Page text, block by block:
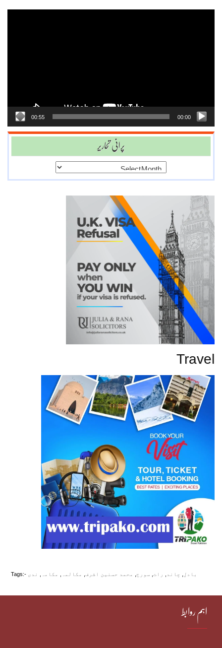
00:00
00:55
پرانی تحاریر
Travel
Tags:- بادل چاند رات سورج محمد حسنین اشرف مکالمہ مکامہ ندی
اہم روابط